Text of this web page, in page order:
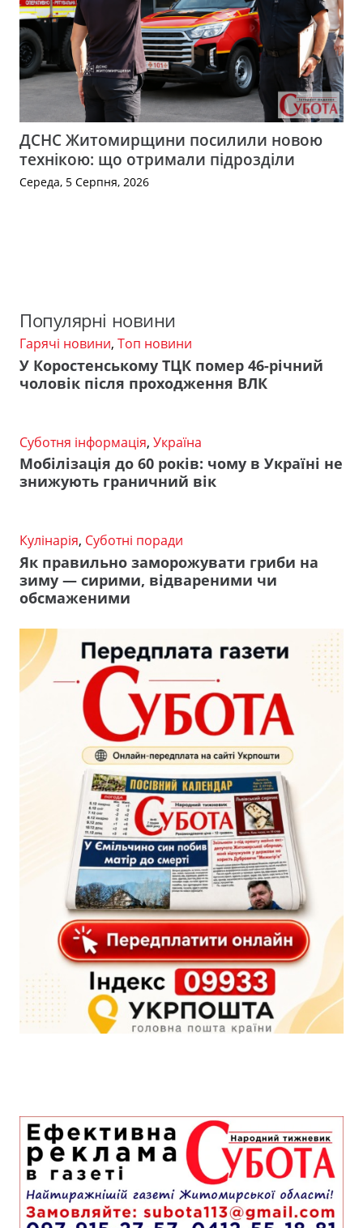
ДСНС Житомирщини посилили новою
технікою: що отримали підрозділи
Середа, 5 Серпня, 2026
Популярні новини
Гарячі новини, Топ новини
У Коростенському ТЦК помер 46-річний
чоловік після проходження ВЛК
Суботня інформація, Україна
Мобілізація до 60 років: чому в Україні не
знижують граничний вік
Кулінарія, Суботні поради
Як правильно заморожувати гриби на
зиму — сирими, відвареними чи
обсмаженими